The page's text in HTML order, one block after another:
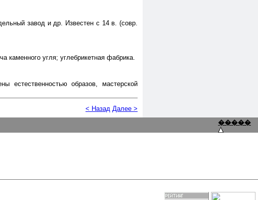
завод и др. Известен с 14 в. (совр.
каменного угля; углебрикетная фабрика.
естественностью образов, мастерской
< Назад Далее >
�����